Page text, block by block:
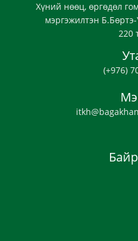
Хүний нөөц, өргөдөл
мэргэжилтэн
220
(+976)